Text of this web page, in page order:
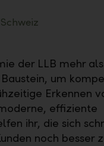
der LLB mehr als
um
Erkennen
effiziente
ihr, die sich
noch besser